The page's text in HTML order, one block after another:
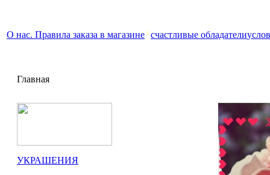
О нас. Правила заказа в магазине счастливые обладатели
Главная
УКРАШЕНИЯ